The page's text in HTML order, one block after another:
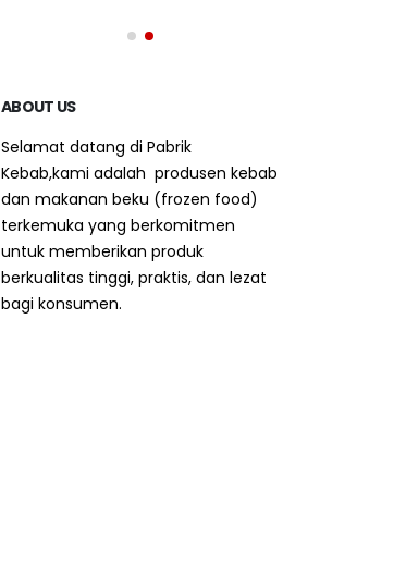
ABOUT US
Selamat datang di Pabrik
Kebab,kami adalah produsen kebab
dan makanan beku (frozen food)
terkemuka yang berkomitmen
untuk memberikan produk
berkualitas tinggi, praktis, dan lezat
bagi konsumen.